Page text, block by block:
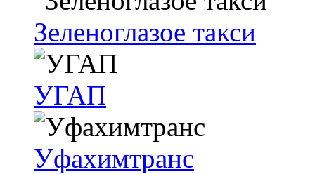
Зеленоглазое такси
УГАП
Уфахимтранс